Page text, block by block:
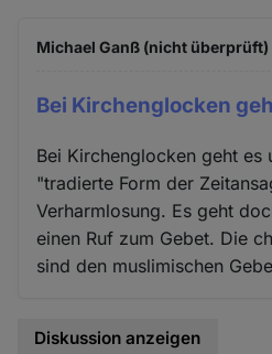
Michael Ganß (nicht überprüft)
Bei Kirchenglocken
Bei Kirchenglocken geht es
"tradierte Form der
Verharmlosung. Es geht
einen Ruf zum Gebet. Die
sind den muslimischen
Diskussion anzeigen